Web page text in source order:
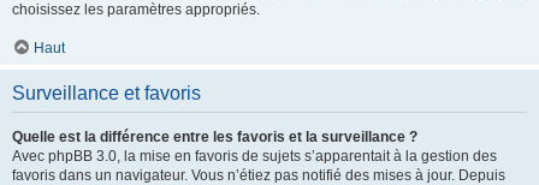
choisissez les paramètres appropriés.
Haut
Surveillance et favoris
Quelle est la différence entre les favoris et la surveillance ?
Avec phpBB 3.0, la mise en favoris de sujets s’apparentait à la gestion des
favoris dans un navigateur. Vous n’étiez pas notifié des mises à jour. Depuis